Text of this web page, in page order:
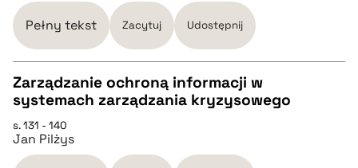
BIBTEX
pobierz cytat
Pełny tekst Zacytuj Udostępnij
CZYSTY TEKST
pobierz cytat
Zarządzanie ochroną informacji w
systemach zarządzania kryzysowego
s. 131 - 140
Jan Pilżys